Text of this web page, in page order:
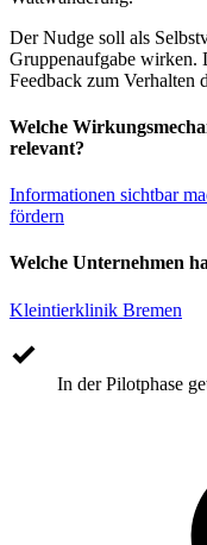
Der Nudge soll als
Gruppenaufgabe wirken.
Feedback zum Verhalten
Welche
relevant?
Informationen sichtbar
fördern
Welche Unternehmen
Kleintierklinik Bremen
In der Pilotphase